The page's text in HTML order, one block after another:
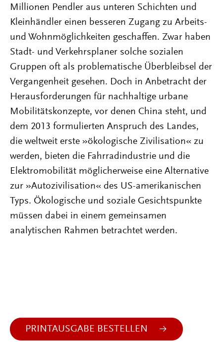
Millionen Pendler aus unteren Schichten und
Kleinhändler einen besseren Zugang zu Arbeits-
und Wohnmöglichkeiten geschaffen. Zwar haben
Stadt- und Verkehrsplaner solche sozialen
Gruppen oft als problematische Überbleibsel der
Vergangenheit gesehen. Doch in Anbetracht der
Herausforderungen für nachhaltige urbane
Mobilitätskonzepte, vor denen China steht, und
dem 2013 formulierten Anspruch des Landes,
die weltweit erste »ökologische Zivilisation« zu
werden, bieten die Fahrradindustrie und die
Elektromobilität möglicherweise eine Alternative
zur »Autozivilisation« des US-amerikanischen
Typs. Ökologische und soziale Gesichtspunkte
müssen dabei in einem gemeinsamen
analytischen Rahmen betrachtet werden.
PRINTAUSGABE BESTELLEN